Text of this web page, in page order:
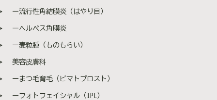
ー流行性角結膜炎（はやり目）
ーヘルペス角膜炎
ー麦粒腫（ものもらい）
美容皮膚科
ーまつ毛育毛（ビマトプロスト）
ーフォトフェイシャル（IPL）